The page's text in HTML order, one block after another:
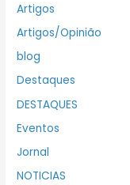
Artigos
Artigos/Opinião
blog
Destaques
DESTAQUES
Eventos
Jornal
NOTICIAS